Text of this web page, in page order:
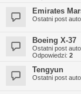
Emirates
Ostatni post
Boeing X-37
Ostatni post
Odpowiedzi: 2
Tengyun
Ostatni post